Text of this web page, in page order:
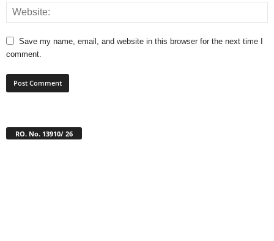
Save my name, email, and website in this browser for the next time I
comment.
RO. No. 13910/ 26